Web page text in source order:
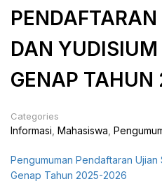
DAN YUDISIUM
GENAP
Categories
Informasi Mahasiswa
Pengumuman Pendaftaran
Genap Tahun 2025-2026